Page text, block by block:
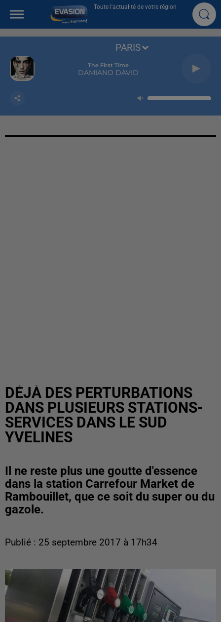
Toute l'actualité de votre région
The First Time
DAMIANO DAVID
PARIS
DÉJÀ DES PERTURBATIONS
DANS PLUSIEURS STATIONS-
SERVICES DANS LE SUD
YVELINES
Il ne reste plus une goutte d'essence
dans la station Carrefour Market de
Rambouillet, que ce soit du super ou du
gazole.
Publié : 25 septembre 2017 à 17h34